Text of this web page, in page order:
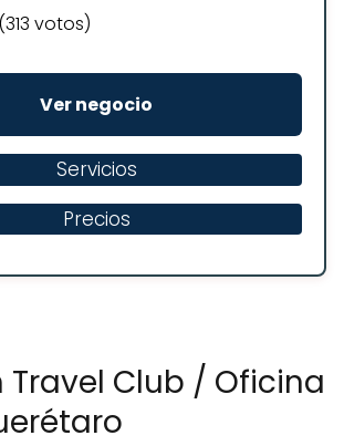
votos)
Ver negocio
Servicios
Precios
Travel Club / Oficina